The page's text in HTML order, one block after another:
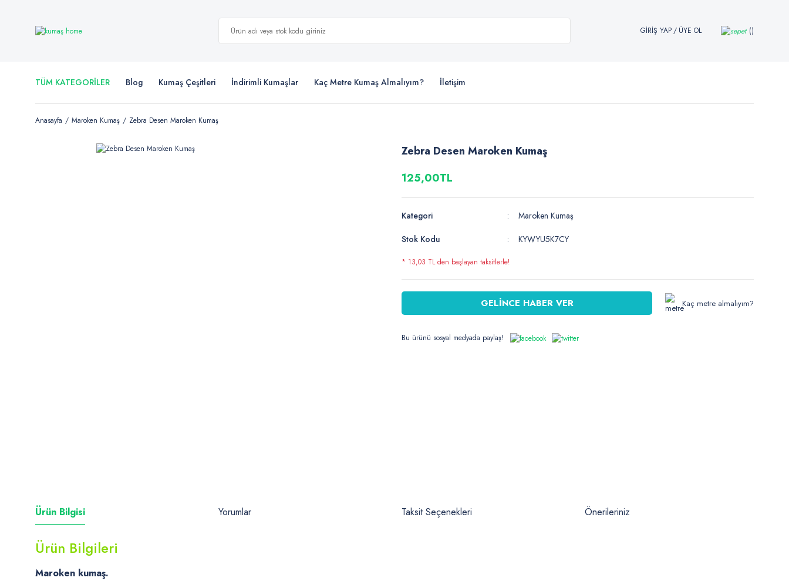
GİRİŞ YAP/ ÜYE OL
TÜM KATEGORİLER Blog Kumaş Çeşitleri İndirimli Kumaşlar Kaç Metre Kumaş Almalıyım? İletişim
Anasayfa Maroken Kumaş Zebra Desen Maroken Kumaş
Zebra Desen Maroken Kumaş
125,00TL
Kategori
Maroken Kumaş
Stok Kodu
KYWYU5K7CY
* 13,03 TL den başlayan taksitlerle!
GELİNCE HABER VER Kaç metre almalıyım?
Bu ürünü sosyal medyada paylaş!
Ürün Bilgisi Yorumlar Taksit Seçenekleri Önerileriniz
Ürün Bilgileri
Maroken kumaş.